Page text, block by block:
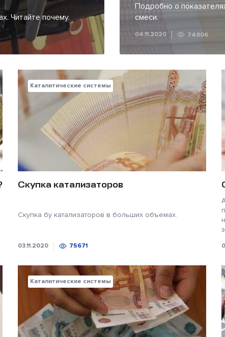
Читайте почему.
Подробно о
смеси.
04.11.2020 74906
Каталитические системы
Скупка катализаторов
Скупка бу катализаторов в больших объемах.
03.11.2020 75671
Каталитические системы